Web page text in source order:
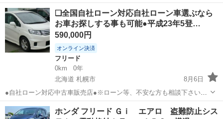
グレード:1.5ジャストセレクション パワーステアリング パワーウイン
ドウ アイドリングストップ スマートキー キー...
茨城 坂東市 守谷駅 フリード
❑全国自社ローン対応自社ローン車選ぶなら
お車お探しする事も可能●平成23年5登…
590,000円
オンライン決済
フリード
0km
0年
北海道 札幌市
8月6日
●自社ローン対応中古車販売店●※ローン等、不安な方も相談下さい※
☆どなたでもローン対応可能☆ １、勤続年数の短い方
や自営業の方 ２、パートをされる主婦の方や派遣社員の方 ３、自己破
北海道 札幌市 フリード ローン
ホンダ フリード Ｇｉ エアロ 盗難防止シス